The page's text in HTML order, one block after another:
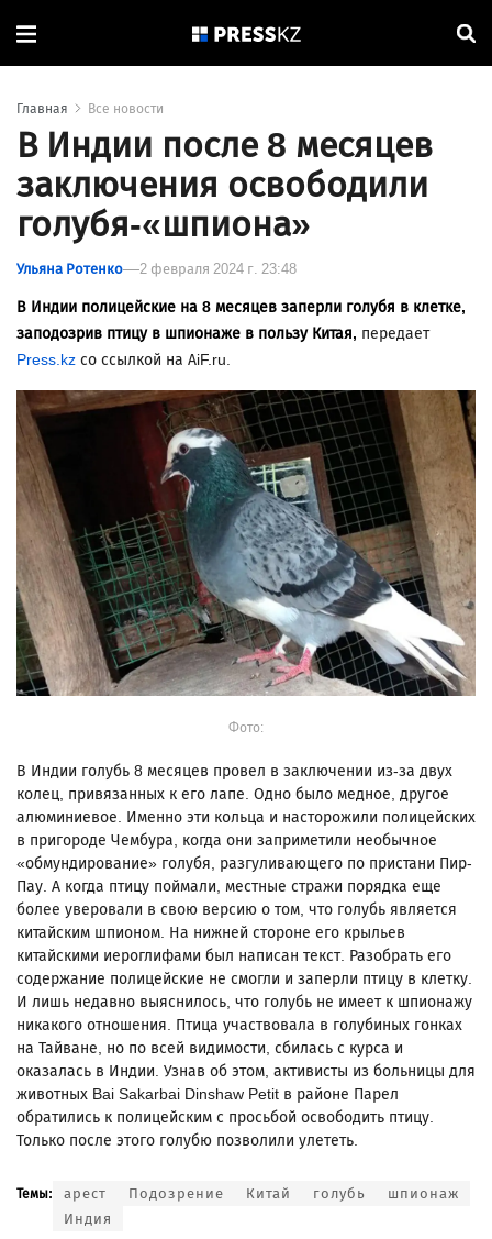
Главная Все новости
В Индии после 8 месяцев
заключения освободили
голубя-«шпиона»
Ульяна Ротенко 2 февраля 2024 г. 23:48
В Индии полицейские на 8 месяцев заперли голубя в клетке,
заподозрив птицу в шпионаже в пользу Китая, передает
Press.kz со ссылкой на AiF.ru.
Фото:
В Индии голубь 8 месяцев провел в заключении из-за двух
колец, привязанных к его лапе. Одно было медное, другое
алюминиевое. Именно эти кольца и насторожили полицейских
в пригороде Чембура, когда они заприметили необычное
«обмундирование» голубя, разгуливающего по пристани Пир-
Пау. А когда птицу поймали, местные стражи порядка еще
более уверовали в свою версию о том, что голубь является
китайским шпионом. На нижней стороне его крыльев
китайскими иероглифами был написан текст. Разобрать его
содержание полицейские не смогли и заперли птицу в клетку.
И лишь недавно выяснилось, что голубь не имеет к шпионажу
никакого отношения. Птица участвовала в голубиных гонках
на Тайване, но по всей видимости, сбилась с курса и
оказалась в Индии. Узнав об этом, активисты из больницы для
животных Bai Sakarbai Dinshaw Petit в районе Парел
обратились к полицейским с просьбой освободить птицу.
Только после этого голубю позволили улететь.
Темы: арест Подозрение Китай голубь
шпионаж
Индия